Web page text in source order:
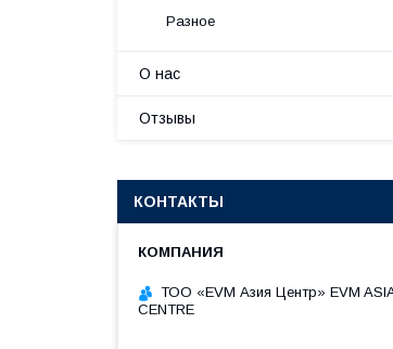
Разное
О нас
Отзывы
КОНТАКТЫ
ТОО «EVM Азия Центр» EVM
CENTRE